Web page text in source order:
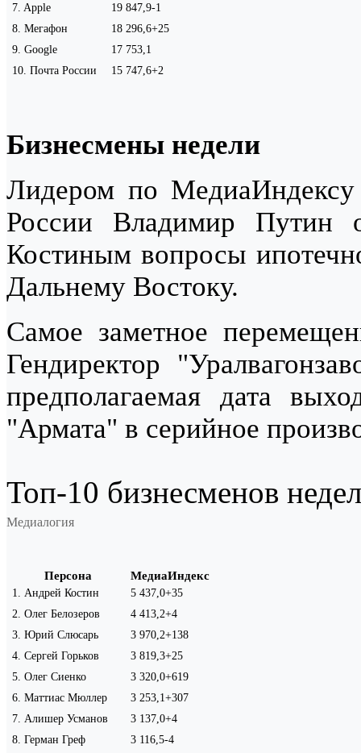
7 Apple 19 847,9-1
8 Мегафон 18 296,6+25
9 Google
17 753,1
10 Почта России 15 747,6+2
Бизнесмены недели
Лидером по
России Владимир Путин
Костиным вопросы
Дальнему Востоку.
Самое заметное
Гендиректор
предполагаемая дата
"Армата" в серийное
Топ-10 бизнесменов
Медиалогия
Персона МедиаИндекс
1 Андрей Костин 5 437,0+35
2 Олег Белозеров 4 413,2+4
3 Юрий Слюсарь 3 970,2+138
4 Сергей Горьков 3 819,3+25
5 Олег Сиенко 3 320,0+619
6 Маттиас Мюллер 3 253,1+307
7 Алишер Усманов 3 137,0+4
8 Герман Греф 3 116,5-4